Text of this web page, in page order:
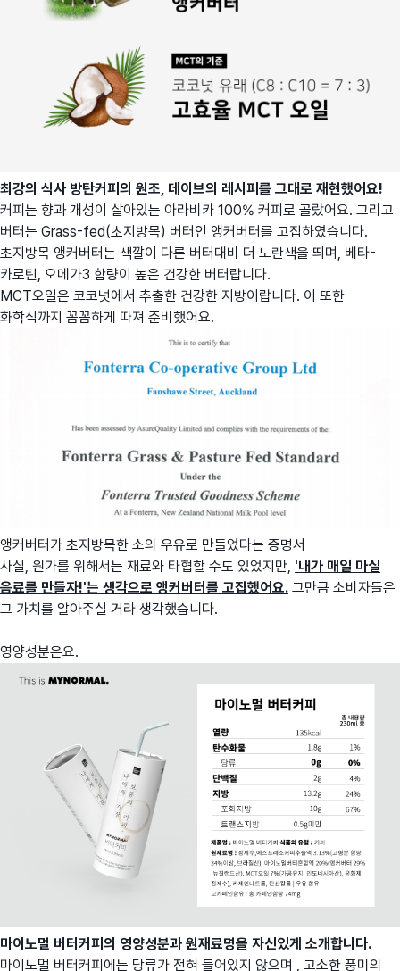
최강의 식사 방탄커피의 원조, 데이브의 레시피를 그대로 재현했어요!
커피는 향과 개성이 살아있는 아라비카 100% 커피로 골랐어요. 그리고
버터는 Grass-fed(초지방목) 버터인 앵커버터를 고집하였습니다.
초지방목 앵커버터는 색깔이 다른 버터대비 더 노란색을 띄며, 베타-
카로틴, 오메가3 함량이 높은 건강한 버터랍니다.
MCT오일은 코코넛에서 추출한 건강한 지방이랍니다. 이 또한
화학식까지 꼼꼼하게 따져 준비했어요.
앵커버터가 초지방목한 소의 우유로 만들었다는 증명서
사실, 원가를 위해서는 재료와 타협할 수도 있었지만, '내가 매일 마실
음료를 만들자!'는 생각으로 앵커버터를 고집했어요. 그만큼 소비자들은
그 가치를 알아주실 거라 생각했습니다.
영양성분은요.
마이노멀 버터커피의 영양성분과 원재료명을 자신있게 소개합니다.
마이노멀 버터커피에는 당류가 전혀 들어있지 않으며 , 고소한 풍미의